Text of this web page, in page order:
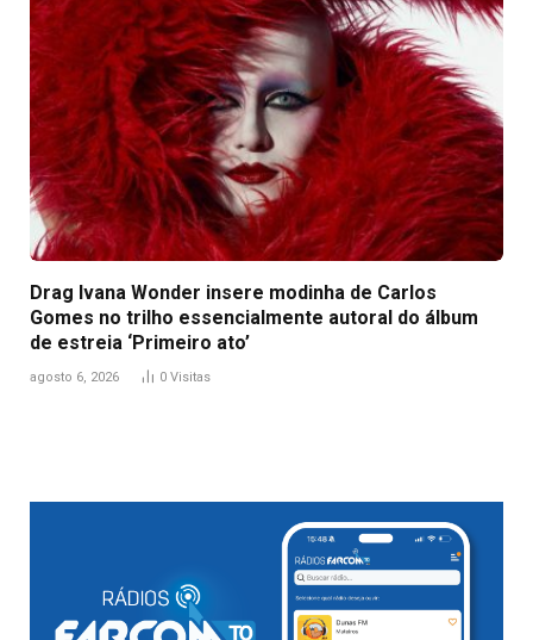
Drag Ivana Wonder insere modinha de Carlos
Gomes no trilho essencialmente autoral do álbum
de estreia ‘Primeiro ato’
agosto 6, 2026 0 Visitas